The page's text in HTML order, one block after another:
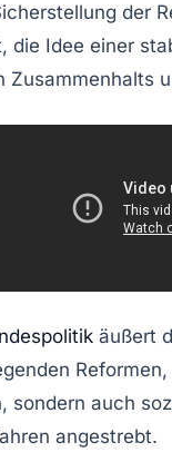
der
die Idee einer
Zusammenhalts
äußert
sondern auch
angestrebt.